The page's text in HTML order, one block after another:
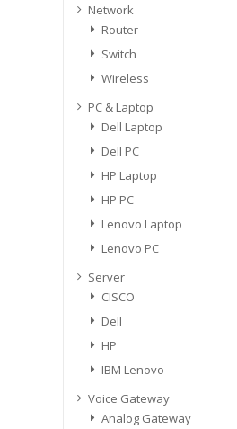
Network
Router
Switch
Wireless
PC & Laptop
Dell Laptop
Dell PC
HP Laptop
HP PC
Lenovo Laptop
Lenovo PC
Server
CISCO
Dell
HP
IBM Lenovo
Voice Gateway
Analog Gateway